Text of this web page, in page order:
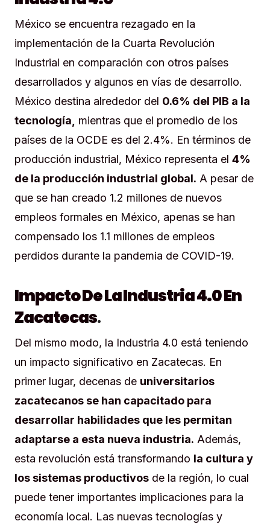
México se encuentra rezagado en la
implementación de la Cuarta Revolución
Industrial en comparación con otros países
desarrollados y algunos en vías de desarrollo.
México destina alrededor del 0.6% del PIB a la
tecnología, mientras que el promedio de los
países de la OCDE es del 2.4%. En términos de
producción industrial, México representa el 4%
de la producción industrial global. A pesar de
que se han creado 1.2 millones de nuevos
empleos formales en México, apenas se han
compensado los 1.1 millones de empleos
perdidos durante la pandemia de COVID-19.
Impacto De La Industria 4.0 En
Zacatecas.
Del mismo modo, la Industria 4.0 está teniendo
un impacto significativo en Zacatecas. En
primer lugar, decenas de universitarios
zacatecanos se han capacitado para
desarrollar habilidades que les permitan
adaptarse a esta nueva industria. Además,
esta revolución está transformando la cultura y
los sistemas productivos de la región, lo cual
puede tener importantes implicaciones para la
economía local. Las nuevas tecnologías y